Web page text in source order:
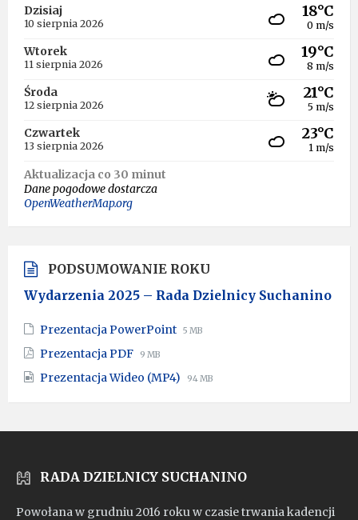
Dzisiaj
10 sierpnia 2026
18°C
0 m/s
Wtorek
11 sierpnia 2026
19°C
8 m/s
Środa
12 sierpnia 2026
21°C
5 m/s
Czwartek
13 sierpnia 2026
23°C
1 m/s
Aktualizacja co 30 minut
Dane pogodowe dostarcza
OpenWeatherMap.org
PODSUMOWANIE ROKU
Wydarzenia 2025 – Rada Dzielnicy Suchanino
Prezentacja PowerPoint File
File
5 MB
Prezentacja PDF File
pdf
File
9 MB
Prezentacja Wideo (MP4) File
mp4
File
94 MB
RADA DZIELNICY SUCHANINO
Powołana w grudniu 2016 roku w czasie trwania kadencji